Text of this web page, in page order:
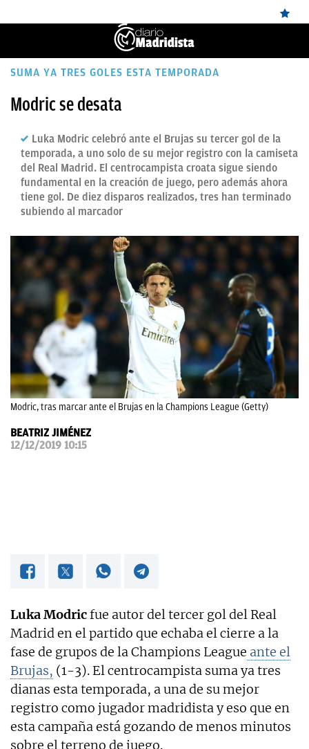
ÚLTIMAS
MADRID
BALONCESTO
CANTERA
PAPARAZZI
OKDIARIO
SUMA YA TRES GOLES ESTA TEMPORADA
Modric se desata
Luka Modric celebró ante el Brujas su tercer gol de la
temporada, a uno solo de su mejor registro con la camiseta
del Real Madrid. El centrocampista croata sigue siendo
fundamental en la creación de juego, pero además ahora
tiene gol. De diez disparos realizados, tres han terminado
subiendo al marcador
Modric, tras marcar ante el Brujas en la Champions League (Getty)
BEATRIZ JIMÉNEZ
12/12/2019 10:15
Luka Modricfue autor del tercer gol del Real
Madrid en el partido que echaba el cierre a la
fase de grupos de la Champions League ante el
Brujas, (1-3). El centrocampista suma ya tres
dianas esta temporada, a una de su mejor
registro como jugador madridista y eso que en
esta campaña está gozando de menos minutos
sobre el terreno de juego.